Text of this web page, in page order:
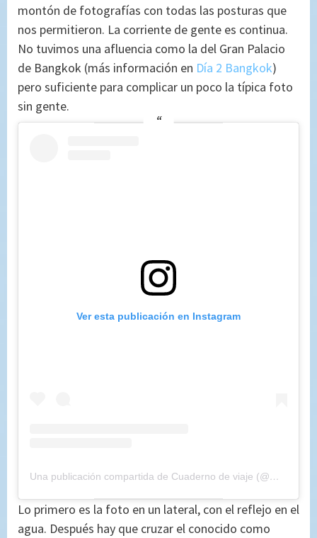
montón de fotografías con todas las posturas que
nos permitieron. La corriente de gente es continua.
No tuvimos una afluencia como la del Gran Palacio
de Bangkok (más información en Día 2 Bangkok)
pero suficiente para complicar un poco la típica foto
sin gente.
Ver esta publicación en Instagram
Una publicación compartida de Cuaderno de viaje (@maryajosess)
Lo primero es la foto en un lateral, con el reflejo en el
agua. Después hay que cruzar el conocido como